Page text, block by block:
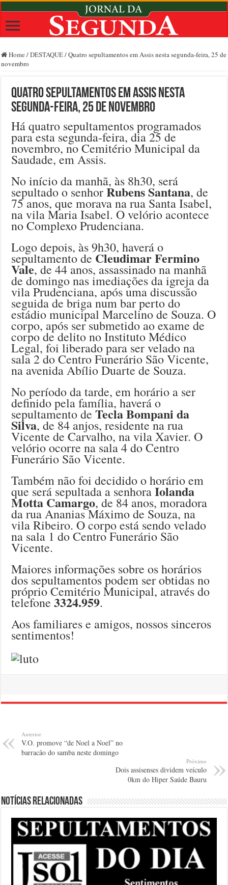
Home /DESTAQUE/Quatro sepultamentos em Assis nesta segunda-feira, 25 de
novembro
Quatro sepultamentos em Assis nesta
segunda-feira, 25 de novembro
Há quatro sepultamentos programados
para esta segunda-feira, dia 25 de
novembro, no Cemitério Municipal da
Saudade, em Assis.
No início da manhã, às 8h30, será
sepultado o senhorRubens Santana, de
75 anos, que morava na rua Santa Isabel,
na vila Maria Isabel. O velório acontece
no Complexo Prudenciana.
Logo depois, às 9h30, haverá o
sepultamento de Cleudimar Fermino
Vale, de 44 anos, assassinado na manhã
de domingo nas imediações da igreja da
vila Prudenciana, após uma discussão
seguida de briga num bar perto do
estádio municipal Marcelino de Souza. O
corpo, após ser submetido ao exame de
corpo de delito no Instituto Médico
Legal, foi liberado para ser velado na
sala 2 do Centro Funerário São Vicente,
na avenida Abílio Duarte de Souza.
No período da tarde, em horário a ser
definido pela família, haverá o
sepultamento deTecla Bompani da
Silva, de 84 anjos, residente na rua
Vicente de Carvalho, na vila Xavier. O
velório ocorre na sala 4 do Centro
Funerário São Vicente.
Também não foi decidido o horário em
que será sepultada a senhoraIolanda
Motta Camargo, de 84 anos, moradora
da rua Ananias Máximo de Souza, na
vila Ribeiro. O corpo está sendo velado
na sala 1 do Centro Funerário São
Vicente.
Maiores informações sobre os horários
dos sepultamentos podem ser obtidas no
próprio Cemitério Municipal, através do
telefone3324.959.
Aos familiares e amigos, nossos sinceros
sentimentos!
Anterior
V.O. promove “de Noel a Noel” no
barracão do samba neste domingo
Próximo
Dois assisenses dividem veículo
0km do Hiper Saúde Bauru
Notícias relacionadas